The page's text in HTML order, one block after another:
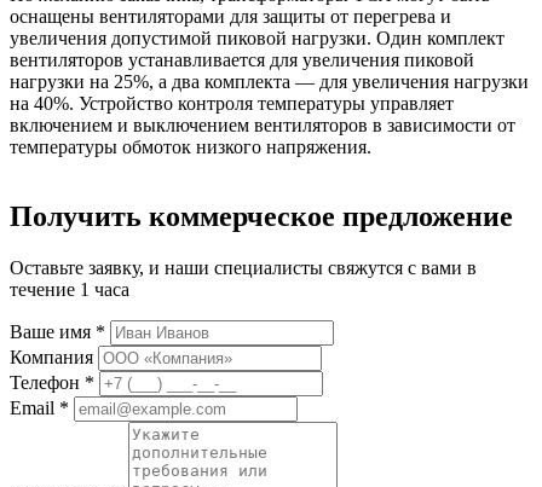
оснащены вентиляторами для защиты от перегрева и
увеличения допустимой пиковой нагрузки. Один комплект
вентиляторов устанавливается для увеличения пиковой
нагрузки на 25%, а два комплекта — для увеличения нагрузки
на 40%. Устройство контроля температуры управляет
включением и выключением вентиляторов в зависимости от
температуры обмоток низкого напряжения.
Получить коммерческое предложение
Оставьте заявку, и наши специалисты свяжутся с вами в
течение 1 часа
Ваше имя *
Компания
Телефон *
Email *